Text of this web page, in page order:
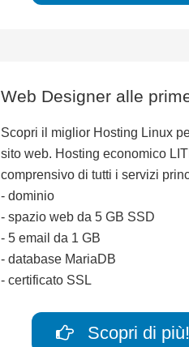
Web Designer alle
Scopri il miglior Hosting Linux
sito web. Hosting economico
comprensivo di tutti i servizi
- dominio
- spazio web da 5 GB SSD
- 5 email da 1 GB
- database MariaDB
- certificato SSL
Scopri di più!